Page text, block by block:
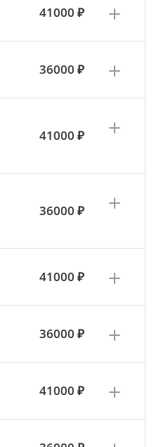
41000 ₽
36000 ₽
41000 ₽
36000 ₽
41000 ₽
36000 ₽
41000 ₽